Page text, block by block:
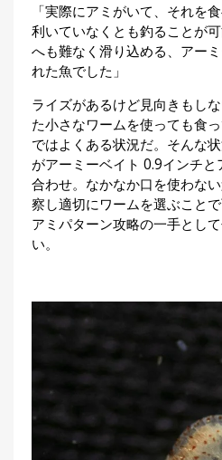
「実際にアミがいて、それを
利いていなくとも釣ることが
へも難なく滑り込める、アー
れた魚でした」
ライズがあるけど見向きもし
た小さなワームを使っても食
ではよくある状況だ。そんな
がアーミーベイト 0.9インチ
合わせ。なかなか口を使わな
察し適切にワームを選ぶこと
アミパターン攻略の一手とし
い。